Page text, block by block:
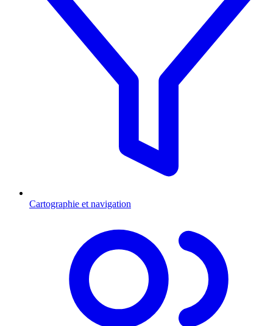
Cartographie et navigation